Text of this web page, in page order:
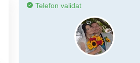
Telefon validat